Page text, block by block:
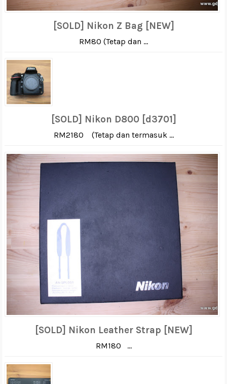
[SOLD] Nikon Z Bag [NEW]
RM80 (Tetap dan ...
[SOLD] Nikon D800 [d3701]
RM2180 (Tetap dan termasuk ...
[SOLD] Nikon Leather Strap [NEW]
RM180 ...